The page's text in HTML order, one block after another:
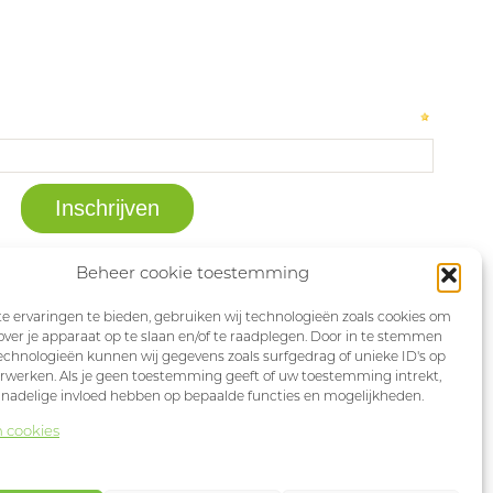
Beheer cookie toestemming
ervaringen te bieden, gebruiken wij technologieën zoals cookies om
je apparaat op te slaan en/of te raadplegen. Door in te stemmen
kunnen wij gegevens zoals surfgedrag of unieke ID's op
Als je geen toestemming geeft of uw toestemming intrekt,
invloed hebben op bepaalde functies en mogelijkheden.
cookies